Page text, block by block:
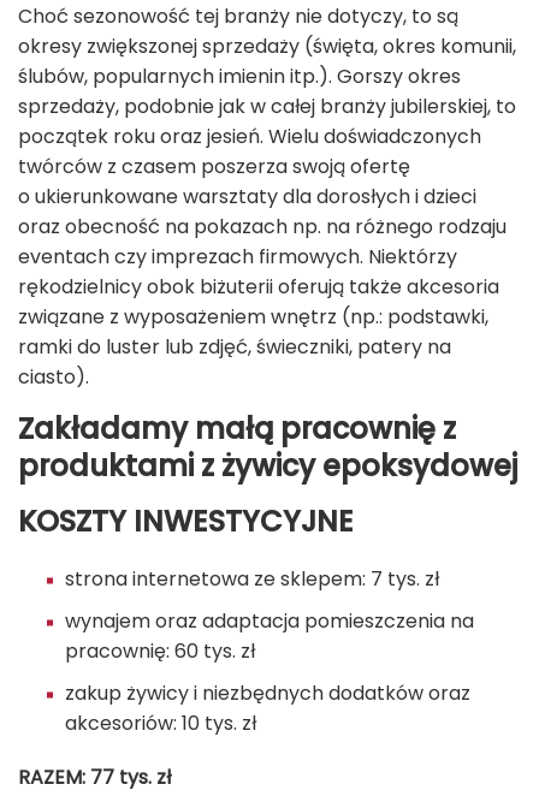
Choć sezonowość tej branży nie dotyczy, to są
okresy zwiększonej sprzedaży (święta, okres komunii,
ślubów, popularnych imienin itp.). Gorszy okres
sprzedaży, podobnie jak w całej branży jubilerskiej, to
początek roku oraz jesień. Wielu doświadczonych
twórców z czasem poszerza swoją ofertę
o ukierunkowane warsztaty dla dorosłych i dzieci
oraz obecność na pokazach np. na różnego rodzaju
eventach czy imprezach firmowych. Niektórzy
rękodzielnicy obok biżuterii oferują także akcesoria
związane z wyposażeniem wnętrz (np.: podstawki,
ramki do luster lub zdjęć, świeczniki, patery na
ciasto).
Zakładamy małą pracownię z
produktami z żywicy epoksydowej
KOSZTY INWESTYCYJNE
strona internetowa ze sklepem: 7 tys. zł
wynajem oraz adaptacja pomieszczenia na
pracownię: 60 tys. zł
zakup żywicy i niezbędnych dodatków oraz
akcesoriów: 10 tys. zł
RAZEM: 77 tys. zł